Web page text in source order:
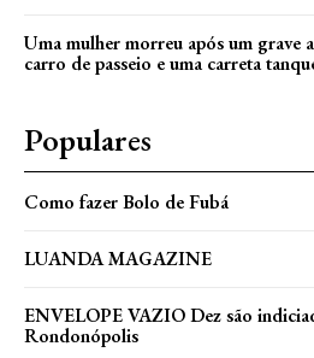
Uma mulher morreu após um grave
carro de passeio e uma carreta
Populares
Como fazer Bolo de Fubá
LUANDA MAGAZINE
ENVELOPE VAZIO Dez são
Rondonópolis